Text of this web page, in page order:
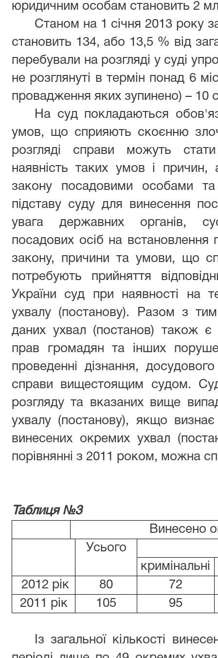
юридичним особам становить 2
Станом на 1 січня 2013 року
становить 134, або 13,5 % від
перебували на розгляді у суді
не розглянуті в термін понад 6
провадження яких зупинено) – 10
На суд покладаються
умов, що сприяють скоєнню
розгляді справи можуть
наявність таких умов і
закону посадовими особами
підставу суду для винесення
увага державних органів,
посадових осіб на встановлення
закону, причини та умови, що
потребують прийняття
України суд при наявності на
ухвалу (постанову). Разом з
даних ухвал (постанов) також
прав громадян та інших
проведенні дізнання,
справи вищестоящим судом.
розгляду та вказаних вище
ухвалу (постанову), якщо визнає
винесених окремих ухвал
порівнянні з 2011 роком, можна
Таблиця №3
Винесено
Усього
кримінальні
2012 рік
80
72
2011 рік
105 95
Із загальної кількості